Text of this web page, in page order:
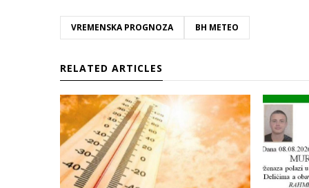
VREMENSKA PROGNOZA BH METEO
RELATED ARTICLES